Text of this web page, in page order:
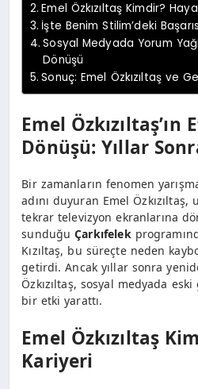
Emel Özkızıltaş Kimdir?
İşte Benim Stilim’deki
Sosyal Medyada Yorum
Dönüşü
Sonuç: Emel Özkızıltaş ve
Emel Özkızıltaş’ın
Dönüşü: Yıllar
Bir zamanların fenomen
adını duyuran Emel
tekrar televizyon ekranlarına
sunduğuÇarkıfelek
Kızıltaş, bu süreçte neden
getirdi. Ancak yıllar sonra
Özkızıltaş, sosyal medyada
bir etki yarattı.
Emel Özkızıltaş
Kariyeri